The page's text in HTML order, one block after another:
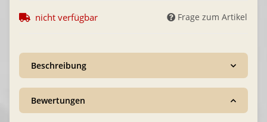
nicht verfügbar Frage zum Artikel
Beschreibung
Bewertungen